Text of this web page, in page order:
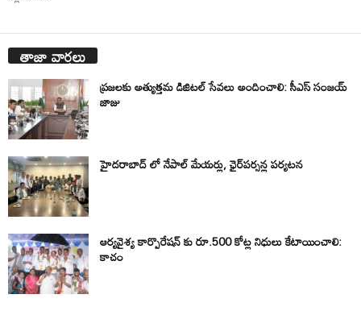
తాజా వార్తలు
ప్రజలకు అత్యుత్తమ డిజిటల్ సేవలు అందించాలి: సీఎస్ సంజయ్
జాజు
హైదరాబాద్ లో నేపాల్ మేయర్లు, ఛైర్‌పర్సన్ల పర్యటన
ఆర్యవైశ్య కార్పొరేషన్ కు రూ.500 కోట్ల నిధులు కేటాయించాలి:
కాచం